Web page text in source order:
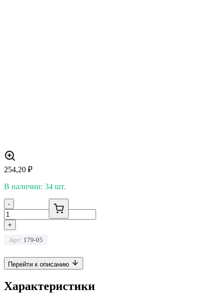
254,20 ₽
В наличии: 34 шт.
-
+
Арт: 179-05
Перейти к описанию
Характеристики